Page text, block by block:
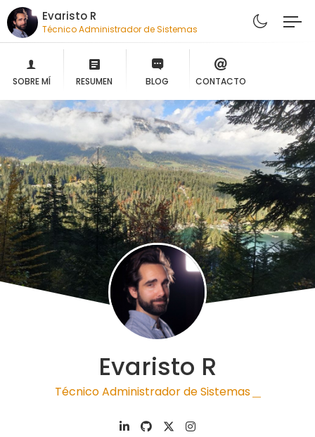
Evaristo R
Técnico Administrador de Sistemas
SOBRE MÍ RESUMEN BLOG CONTACTO
Evaristo R
Técnico Administrador de Sistemas |